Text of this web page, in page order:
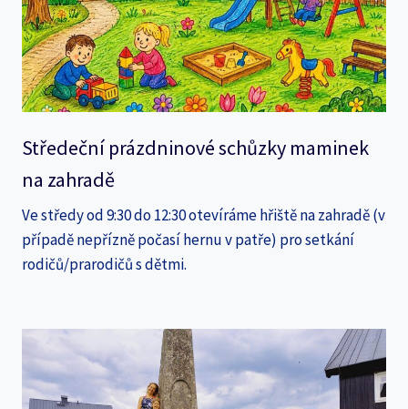
Středeční prázdninové schůzky maminek
na zahradě
Ve středy od 9:30 do 12:30 otevíráme hřiště na zahradě (v
případě nepřízně počasí hernu v patře) pro setkání
rodičů/prarodičů s dětmi.